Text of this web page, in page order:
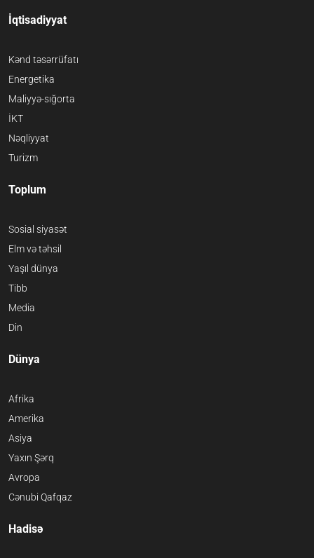
İqtisadiyyat
Kənd təsərrüfatı
Energetika
Maliyyə-sığorta
İKT
Nəqliyyat
Turizm
Toplum
Sosial siyasət
Elm və təhsil
Yaşıl dünya
Tibb
Media
Din
Dünya
Afrika
Amerika
Asiya
Yaxın Şərq
Avropa
Cənubi Qafqaz
Hadisə